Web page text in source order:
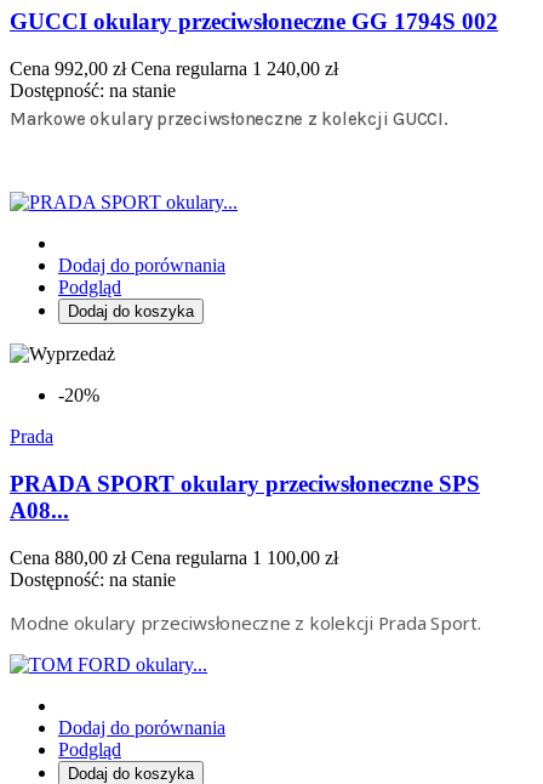
GUCCI okulary przeciwsłoneczne GG 1794S 002
Cena 992,00 zł Cena regularna 1 240,00 zł
Dostępność: na stanie
Markowe okulary przeciwsłoneczne z kolekcji GUCCI.
Dodaj do porównania
Podgląd
Dodaj do koszyka
-20%
Prada
PRADA SPORT okulary przeciwsłoneczne SPS
A08...
Cena 880,00 zł Cena regularna 1 100,00 zł
Dostępność: na stanie
Modne okulary przeciwsłoneczne z kolekcji Prada Sport.
Dodaj do porównania
Podgląd
Dodaj do koszyka